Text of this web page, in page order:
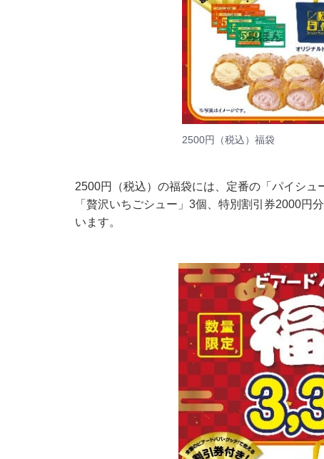
2500円（税込）福袋
2500円（税込）の福袋には、定番の「パイシ
「贅沢いちごシュー」3個、特別割引券2000円
います。